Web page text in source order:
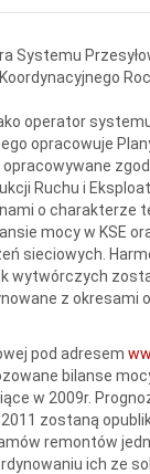
Systemu
operator
opracowuje
opracowywane
Ruchu i
o charakterze
mocy w KSE
sieciowych.
wytwórczych
z okresami
pod adresem
bilanse
w 2009r.
zostaną
remontów
ich ze